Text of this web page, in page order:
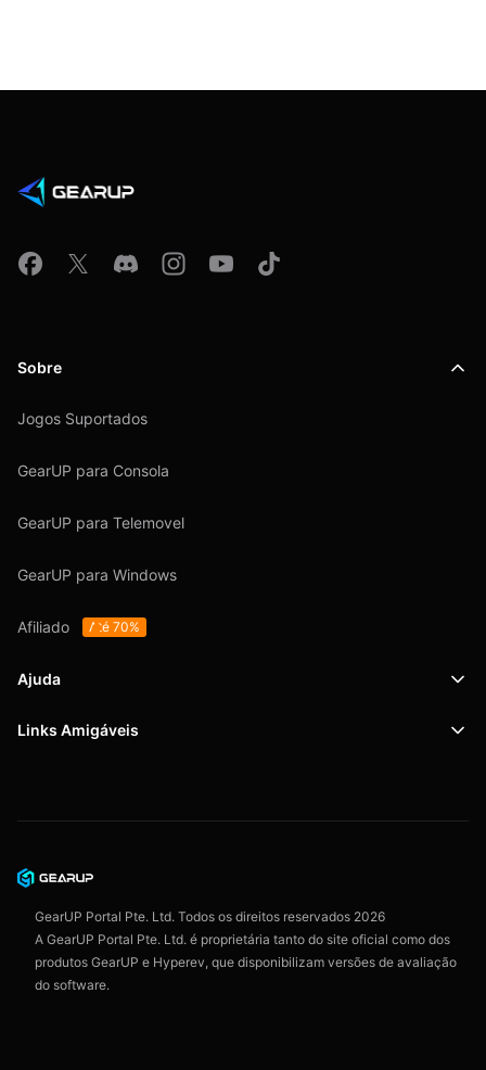
Sobre
Jogos Suportados
GearUP para Consola
GearUP para Telemovel
GearUP para Windows
Afiliado Até 70%
Ajuda
Suporte
Acordo do Usuário
Links Amigáveis
GearUP Portal Pte. Ltd. Todos os direitos reservados 2026
A GearUP Portal Pte. Ltd. é proprietária tanto do site oficial como dos
produtos GearUP e Hyperev, que disponibilizam versões de avaliação
do software.